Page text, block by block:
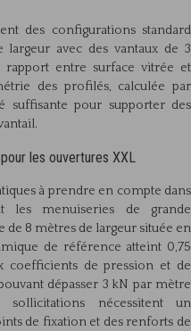
des configurations standard
largeur avec des vantaux de 3
rapport entre surface vitrée et
des profilés, calculée par
suffisante pour supporter des
les ouvertures XXL
à prendre en compte dans
les menuiseries de grande
de 8 mètres de largeur située en
de référence atteint 0,75
coefficients de pression et de
dépasser 3 kN par mètre
nécessitent un
de fixation et des renforts de